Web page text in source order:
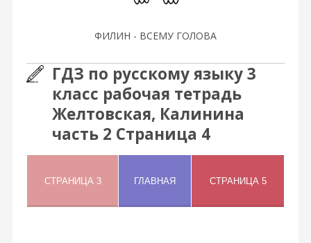
ФИЛИН - ВСЕМУ ГОЛОВА
ГДЗ по русскому языку 3
класс рабочая тетрадь
Желтовская, Калинина
часть 2 Страница 4